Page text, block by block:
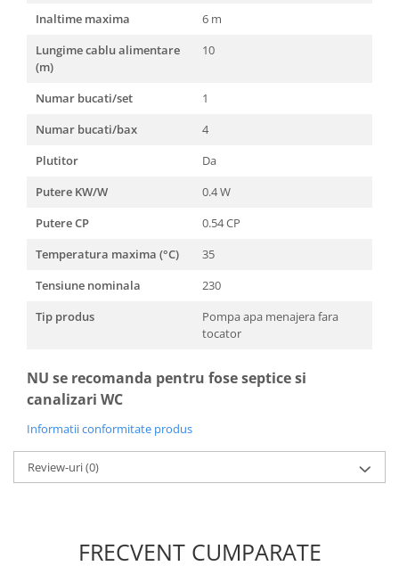
Inaltime maxima
6 m
Lungime cablu alimentare
(m)
10
Numar bucati/set
1
Numar bucati/bax
4
Plutitor
Da
Putere KW/W
0.4 W
Putere CP
0.54 CP
Temperatura maxima (°C)
35
Tensiune nominala
230
Tip produs
Pompa apa menajera fara
tocator
NU se recomanda pentru fose septice si
canalizari WC
Informatii conformitate produs
Review-uri(0)
FRECVENT CUMPARATE